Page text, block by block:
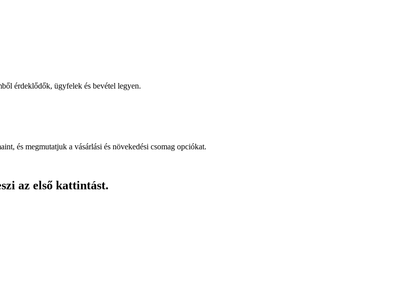
érdeklődők, ügyfelek és bevétel legyen.
és megmutatjuk a vásárlási és növekedési csomag opciókat.
az első kattintást.